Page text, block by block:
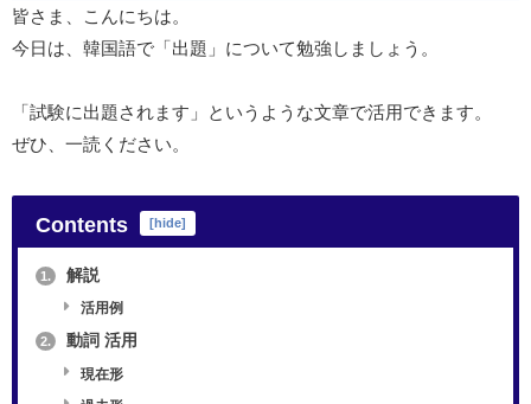
皆さま、こんにちは。
今日は、韓国語で「出題」について勉強しましょう。
「試験に出題されます」というような文章で活用できます。
ぜひ、一読ください。
Contents [hide]
1. 解説
活用例
2. 動詞 活用
現在形